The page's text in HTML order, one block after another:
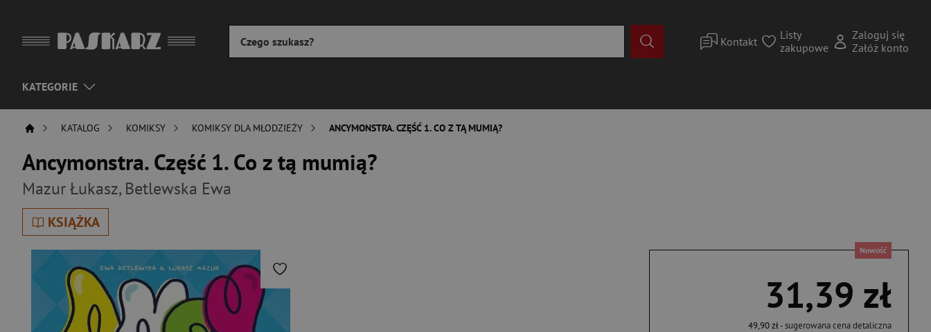
Kontakt
Listy
zakupowe
Zaloguj się
Załóż konto
KATEGORIE
KATALOG KOMIKSY KOMIKSY DLA MŁODZIEŻY ANCYMONSTRA. CZĘŚĆ 1. CO Z TĄ MUMIĄ?
Ancymonstra. Część 1. Co z tą mumią?
Mazur Łukasz, Betlewska Ewa
KSIĄŻKA
Nowość
31,39 zł
49,90 zł- sugerowana cena detaliczna